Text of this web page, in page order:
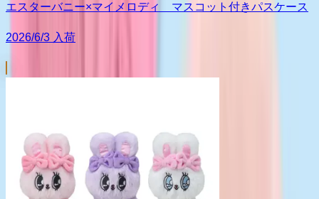
エスターバニー×マイメロディ マスコット付きパスケース
2026/6/3 入荷